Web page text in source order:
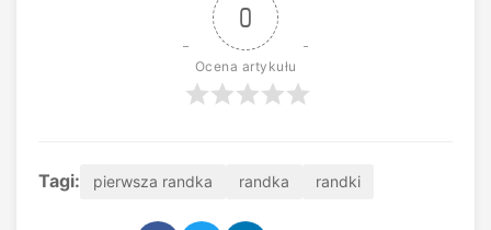
0
Ocena artykułu
Tagi: pierwsza randka randka randki